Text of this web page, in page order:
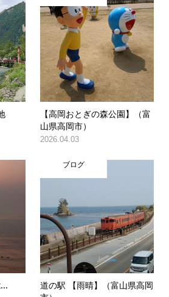
【高岡おとぎの森公園】（富
山県高岡市）
2026.04.03
ブログ
道の駅 【雨晴】（富山県高岡